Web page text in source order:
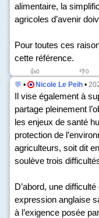
alimentaire, la
agricoles d’avenir
Pour toutes ces
cette référence.
👍0 👎0
💬 • Nicole Le Peih •
Il vise également à
partage pleinement
les enjeux de santé
protection de
agriculteurs, soit dit
soulève trois
D’abord, une
expression anglaise
à l’exigence posée